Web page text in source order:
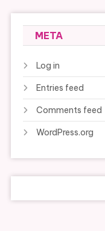
META
Log in
Entries feed
Comments feed
WordPress.org